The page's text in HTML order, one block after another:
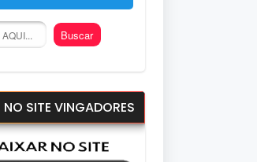
SITE VINGADORES